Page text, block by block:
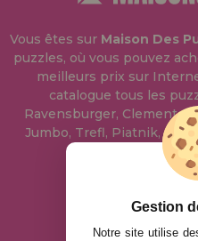
Vous êtes sur Maison Des
puzzles, où vous pouvez
meilleurs prix sur
catalogue tous les
Ravensburger,
Jumbo, Trefl, Piatnik,
bien
Gestion
Notre site utilise